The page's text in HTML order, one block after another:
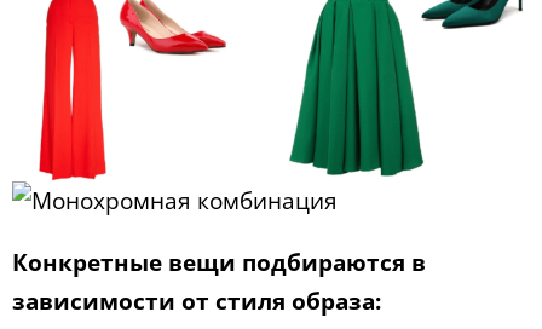
Конкретные вещи подбираются в
зависимости от стиля образа: